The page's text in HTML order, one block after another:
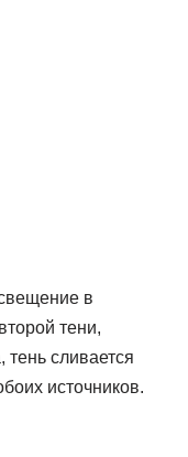
в
тени,
сливается
источников.